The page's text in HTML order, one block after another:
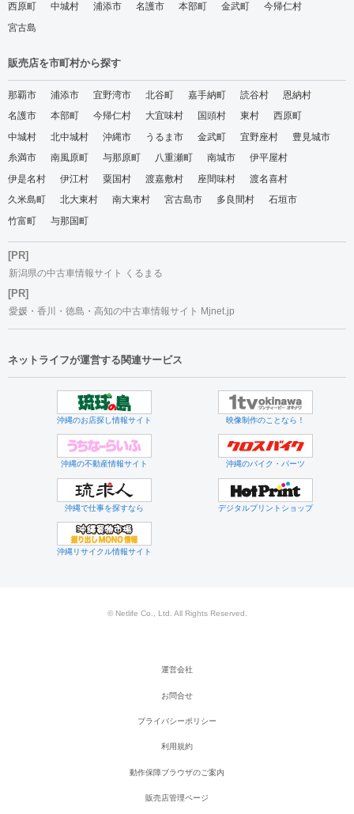
西原町
中城村 浦添市 名護市 本部町 金武町
今帰仁村
宮古島
販売店を市町村から探す
那覇市 浦添市 宜野湾市 北谷町 嘉手納町 読谷村
恩納村
名護市
本部町 今帰仁村 大宜味村 国頭村 東村
西原町
中城村
北中城村 沖縄市 うるま市 金武町 宜野座村
豊見城市
糸満市
南風原町 与那原町 八重瀬町 南城市
伊平屋村
伊是名村
伊江村 粟国村 渡嘉敷村 座間味村
渡名喜村
久米島町
北大東村 南大東村 宮古島市 多良間村
石垣市
竹富町
与那国町
[PR]
新潟県の中古車情報サイト くるまる
[PR]
愛媛・香川・徳島・高知の中古車情報サイト Mjnet.jp
ネットライフが運営する関連サービス
沖縄のお店探し情報サイト 映像制作のことなら！
沖縄の不動産情報サイト 沖縄のバイク・パーツ
沖縄で仕事を探すなら デジタルプリントショップ
沖縄リサイクル情報サイト
© Netlife Co., Ltd. All Rights Reserved.
運営会社
お問合せ
プライバシーポリシー
利用規約
動作保障ブラウザのご案内
販売店管理ページ